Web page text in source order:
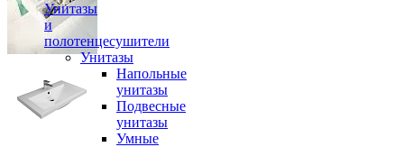
Унитазы
и
полотенцесушители
Унитазы
Напольные
унитазы
Подвесные
унитазы
Умные